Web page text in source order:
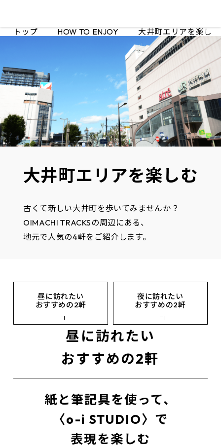
トップ HOW TO ENJOY 大井町エリアを楽しむ
大井町エリアを楽しむ
古くて新しい大井町を歩いてみませんか？
OIMACHI TRACKSの周辺にある、
地元で人気の4軒をご紹介します。
昼に訪れたい
おすすめの2軒
夜に訪れたい
おすすめの2軒
昼に訪れたい
おすすめの2軒
紙と筆記具を使って、
〈o-i STUDIO〉で
表現を楽しむ